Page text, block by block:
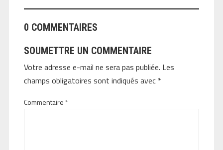
0 COMMENTAIRES
SOUMETTRE UN COMMENTAIRE
Votre adresse e-mail ne sera pas publiée. Les
champs obligatoires sont indiqués avec *
Commentaire *